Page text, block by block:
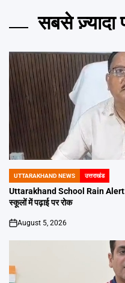
सबसे ज़्यादा
POSTED
IN
UTTARAKHAND NEWS उत्तराखंड
Uttarakhand School Rain Alert:
स्कूलों में पढ़ाई पर रोक
on
August 5, 2026